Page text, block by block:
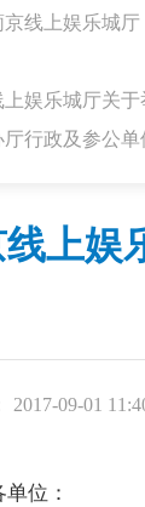
线上娱乐城厅
娱乐城厅关
行政及参公
上娱
2017-09-01
位：